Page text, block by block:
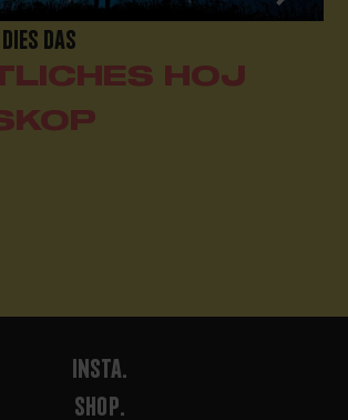
DAS
HOJ
INSTA.
SHOP.